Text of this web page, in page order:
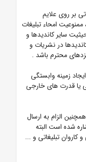
بر روی علایم
امحاء تبلیغات
سایر کاندیدها و
در نشریات و
محترم باشد .
زمینه وابستگی
یا قدرت های خارجی
الزام به ارسال
شده است البته
کاروان تبلیغاتی و ...